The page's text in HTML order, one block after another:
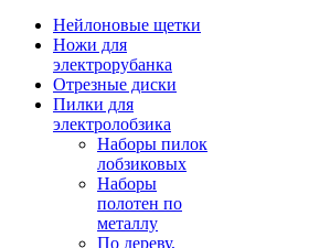
Нейлоновые щетки
Ножи для
электрорубанка
Отрезные диски
Пилки для
электролобзика
Наборы пилок
лобзиковых
Наборы
полотен по
металлу
По дереву,